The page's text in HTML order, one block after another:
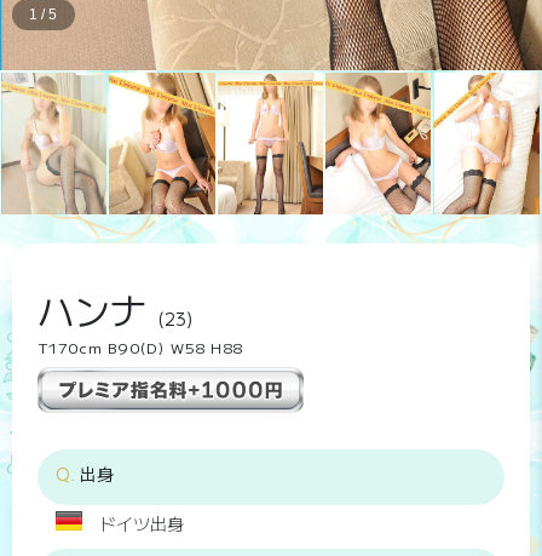
1 /5
ハンナ (23)
T170cm B90(D) W58 H88
出身
ドイツ出身